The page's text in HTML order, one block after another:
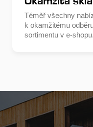
Téměř všechny
k okamžitému
sortimentu v e-shopu.